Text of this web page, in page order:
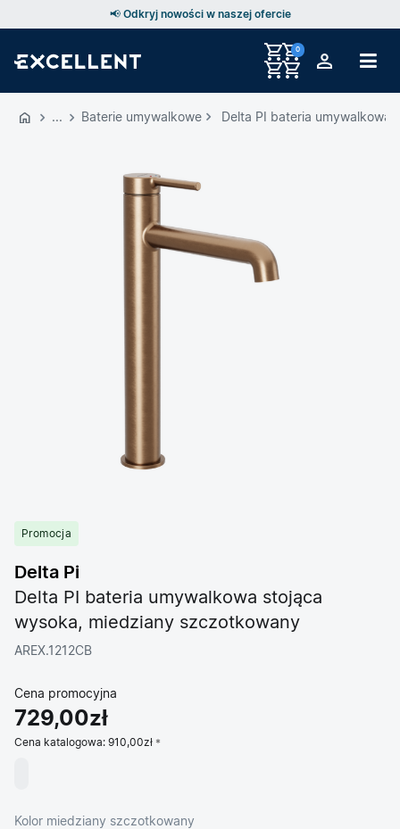
UŻYTKOWNIKA
📢 Odkryj nowości w naszej ofercie
0
Baterie umywalkowe Delta PI bateria umywalkowa
Promocja
Delta Pi
Delta PI bateria umywalkowa stojąca
wysoka, miedziany szczotkowany
AREX.1212CB
Cena promocyjna
729,00zł
Cena katalogowa: 910,00zł
Kolor miedziany szczotkowany